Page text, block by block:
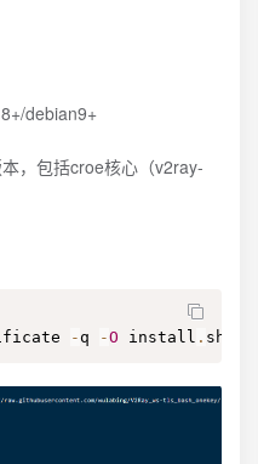
debian9+
，包括croe核心（v2ray-
- q -O install . sh